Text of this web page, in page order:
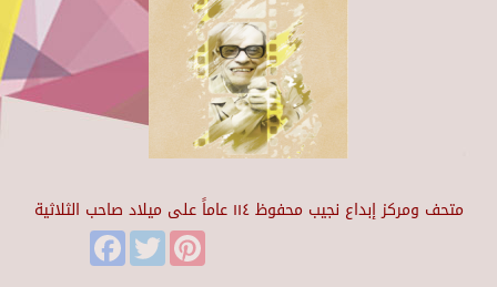
متحف ومركز إبداع نجيب محفوظ ١١٤ عاماً على ميلاد صاحب الثلاثية
FacebookTwitter